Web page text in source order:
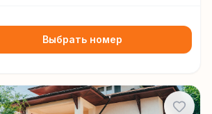
Выбрать номер